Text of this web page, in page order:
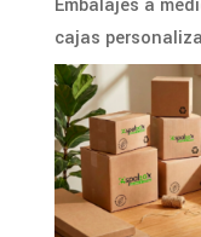
Embalajes a
cajas